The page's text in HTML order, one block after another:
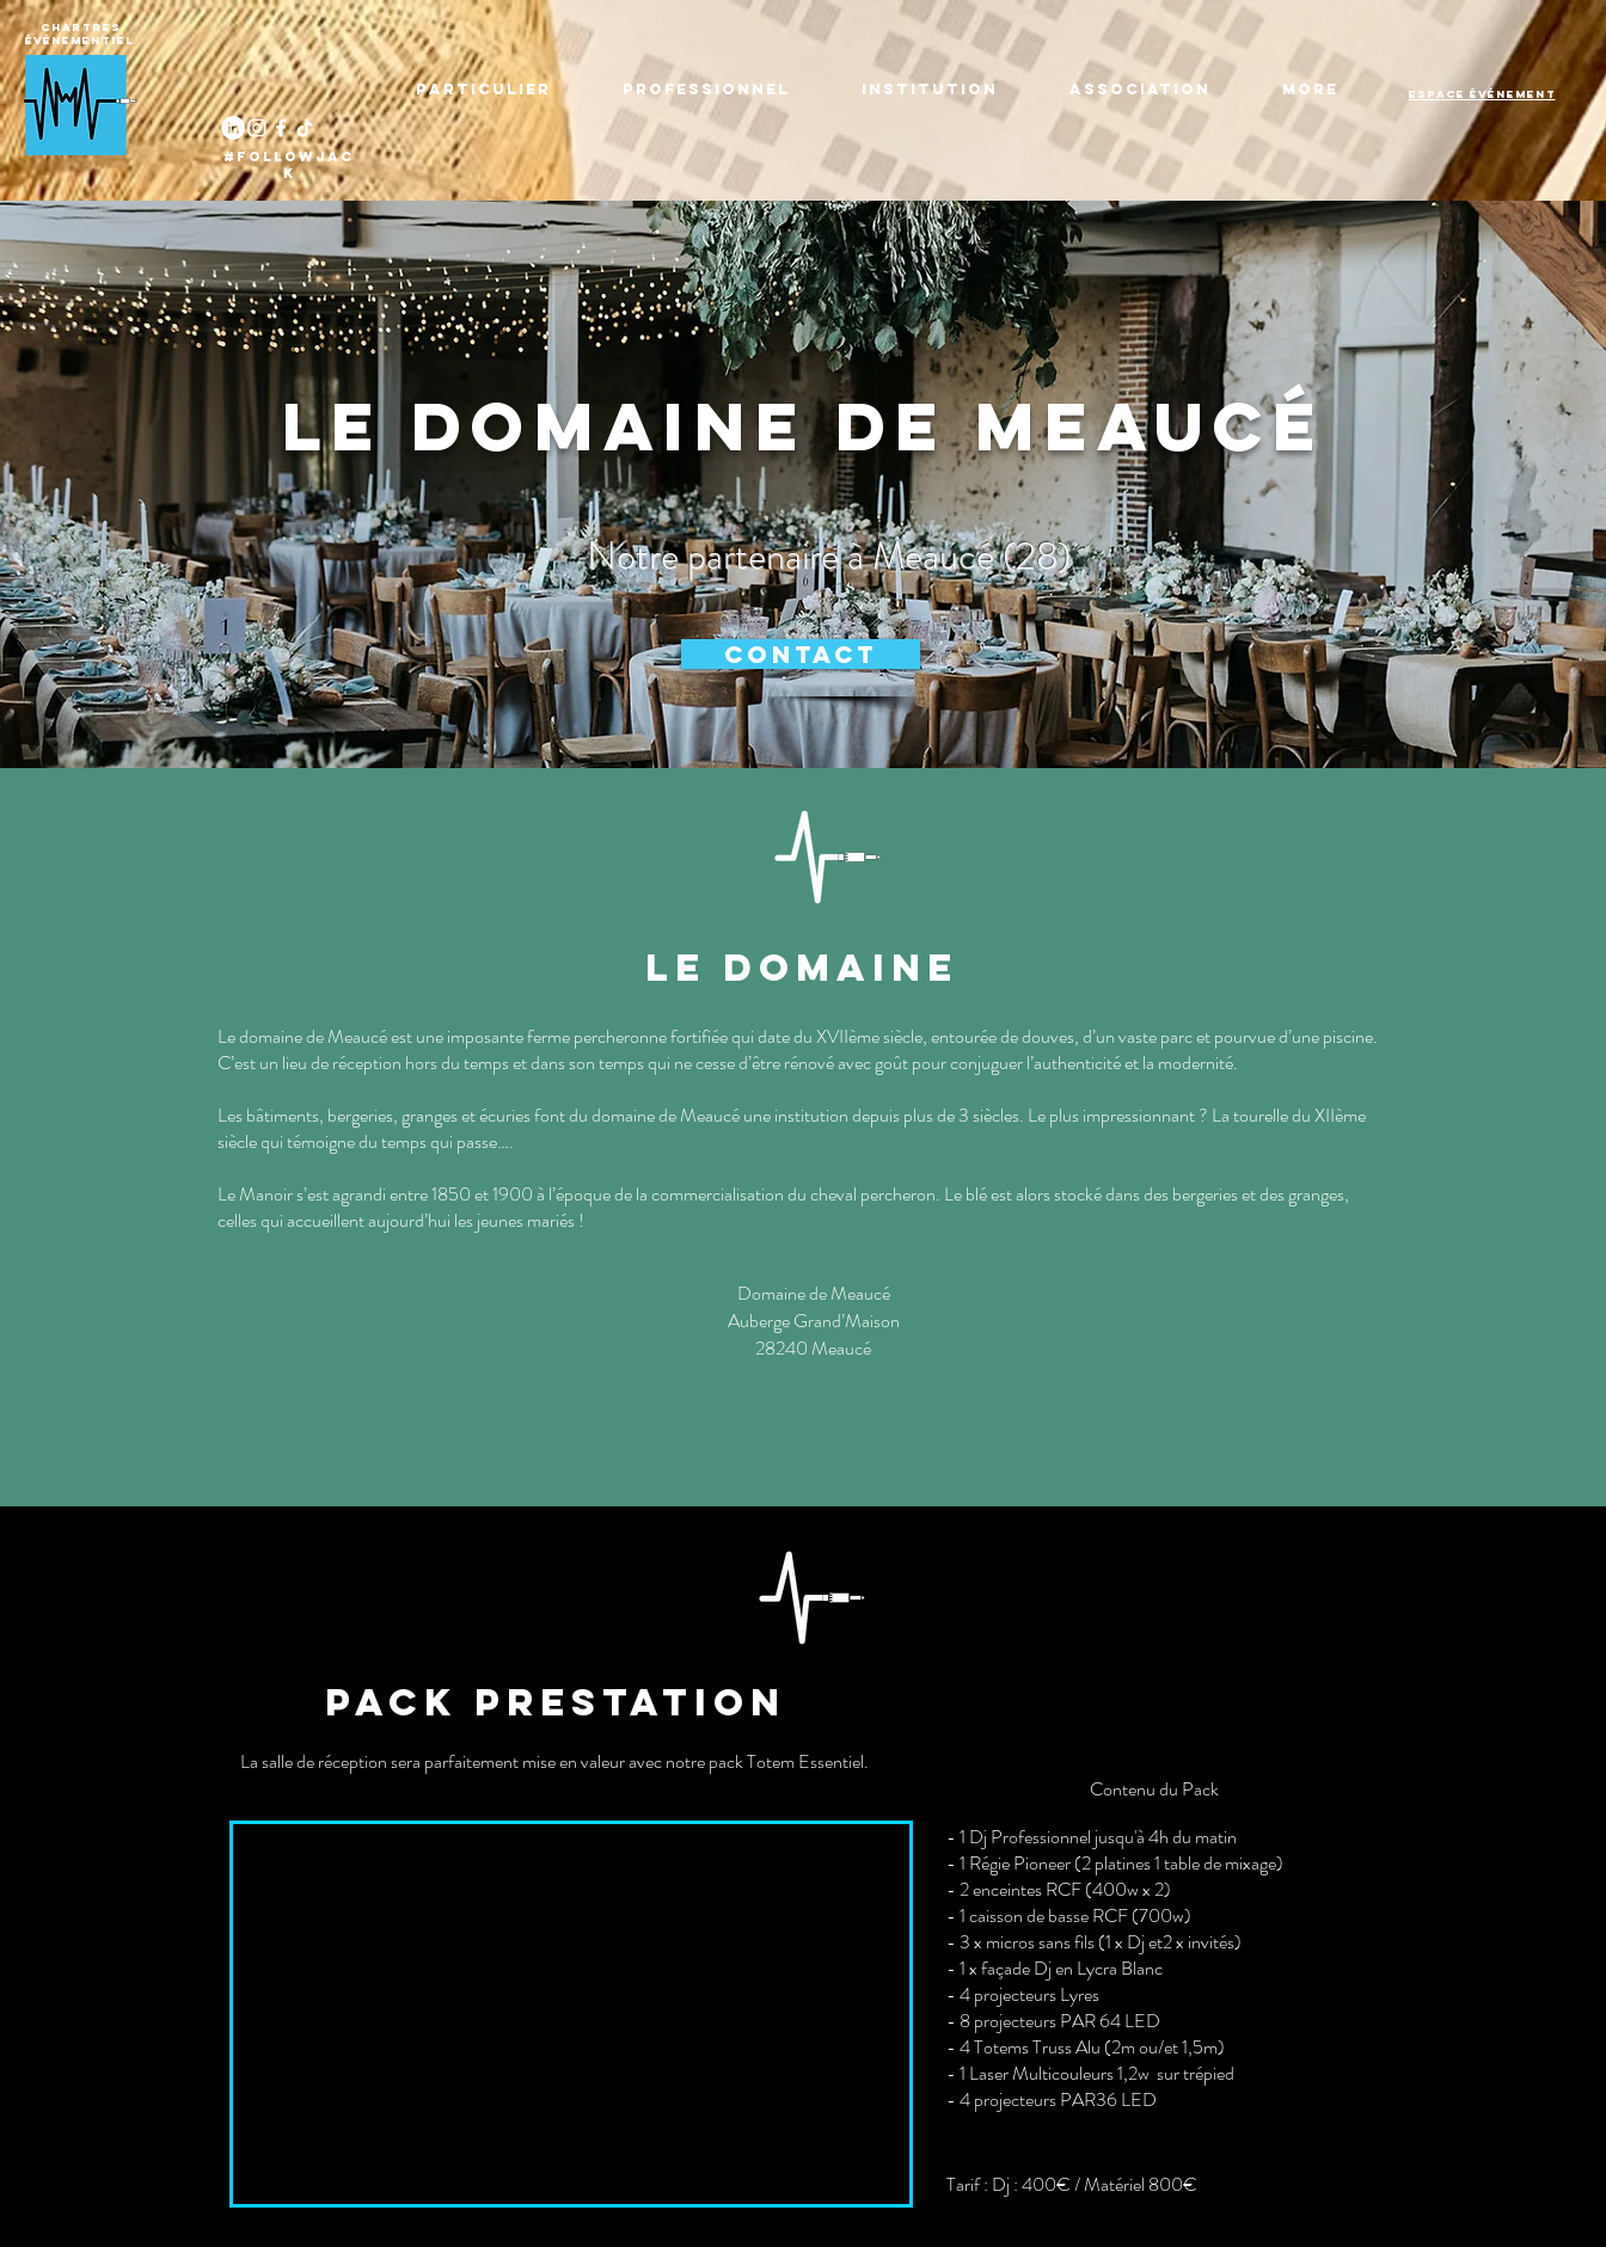
Chartres
Événementiel
Particulier Professionnel Institution Association More Espace Événement
#followjac
k
Le domaine de meaucé
Notre partenaire à Meaucé (28)
Contact
Le Domaine
Le domaine de Meaucé est une imposante ferme percheronne fortifiée qui date du XVIIème siècle, entourée de douves, d’un vaste parc et pourvue d’une piscine.
C’est un lieu de réception hors du temps et dans son temps qui ne cesse d’être rénové avec goût pour conjuguer l’authenticité et la modernité.
Les bâtiments, bergeries, granges et écuries font du domaine de Meaucé une institution depuis plus de 3 siècles. Le plus impressionnant ? La tourelle du XIIème
siècle qui témoigne du temps qui passe….
Le Manoir s’est agrandi entre 1850 et 1900 à l’époque de la commercialisation du cheval percheron. Le blé est alors stocké dans des bergeries et des granges,
celles qui accueillent aujourd’hui les jeunes mariés !
Domaine de Meaucé
Auberge Grand’Maison
28240 Meaucé
Pack prestation
La salle de réception sera parfaitement mise en valeur avec notre pack Totem Essentiel.
Contenu du Pack
- 1 Dj Professionnel jusqu'à 4h du matin​
- 1 Régie Pioneer (2 platines 1 table de mixage)
- 2 enceintes RCF (400w x 2)
- 1 caisson de basse RCF (700w)
- 3 x micros sans fils (1 x Dj et2 x invités)
- 1 x façade Dj en Lycra Blanc
- 4 projecteurs Lyres
- 8 projecteurs PAR 64 LED
- 4 Totems Truss Alu (2m ou/et 1,5m)
- 1 Laser Multicouleurs 1,2w sur trépied
- 4 projecteurs PAR36 LED
Tarif : Dj : 400€ / Matériel 800€